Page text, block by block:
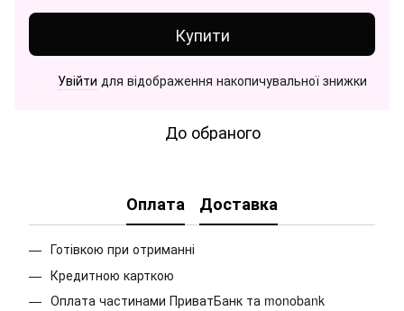
Купити
Увійти для відображення накопичувальної знижки
До обраного
Оплата Доставка
Готівкою при отриманні
Кредитною карткою
Оплата частинами ПриватБанк та monobank